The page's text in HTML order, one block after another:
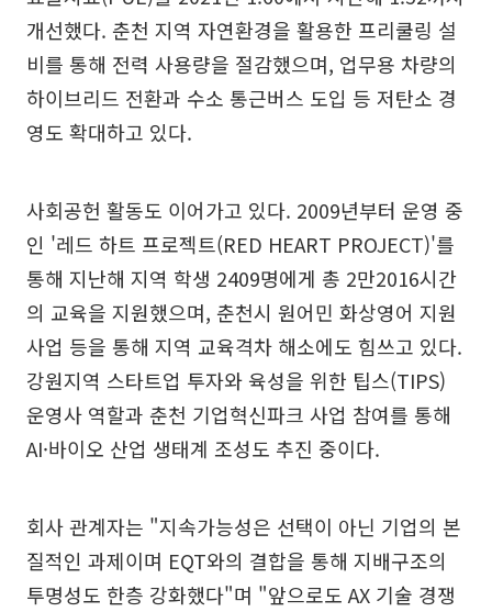
개선했다. 춘천 지역 자연환경을 활용한 프리쿨링 설
비를 통해 전력 사용량을 절감했으며, 업무용 차량의
하이브리드 전환과 수소 통근버스 도입 등 저탄소 경
영도 확대하고 있다.
사회공헌 활동도 이어가고 있다. 2009년부터 운영 중
인 '레드 하트 프로젝트(RED HEART PROJECT)'를
통해 지난해 지역 학생 2409명에게 총 2만2016시간
의 교육을 지원했으며, 춘천시 원어민 화상영어 지원
사업 등을 통해 지역 교육격차 해소에도 힘쓰고 있다.
강원지역 스타트업 투자와 육성을 위한 팁스(TIPS)
운영사 역할과 춘천 기업혁신파크 사업 참여를 통해
AI·바이오 산업 생태계 조성도 추진 중이다.
회사 관계자는 "지속가능성은 선택이 아닌 기업의 본
질적인 과제이며 EQT와의 결합을 통해 지배구조의
투명성도 한층 강화했다"며 "앞으로도 AX 기술 경쟁